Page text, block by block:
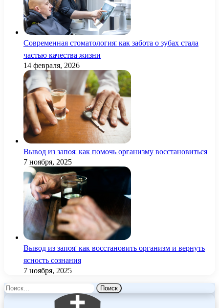
Современная стоматология: как забота о зубах стала
частью качества жизни
14 февраля, 2026
Вывод из запоя: как помочь организму восстановиться
7 ноября, 2025
Вывод из запоя: как восстановить организм и вернуть
ясность сознания
7 ноября, 2025
Найти: